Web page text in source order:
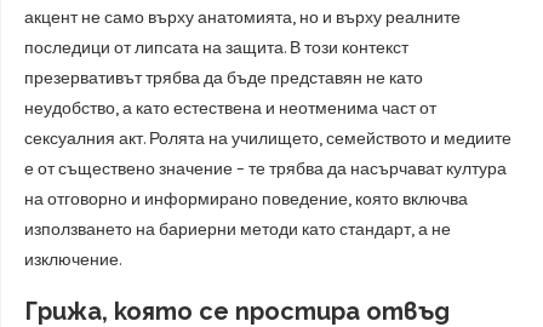
акцент не само върху анатомията, но и върху реалните
последици от липсата на защита. В този контекст
презервативът трябва да бъде представян не като
неудобство, а като естествена и неотменима част от
сексуалния акт. Ролята на училището, семейството и медиите
е от съществено значение – те трябва да насърчават култура
на отговорно и информирано поведение, която включва
използването на бариерни методи като стандарт, а не
изключение.
Грижа, която се простира отвъд